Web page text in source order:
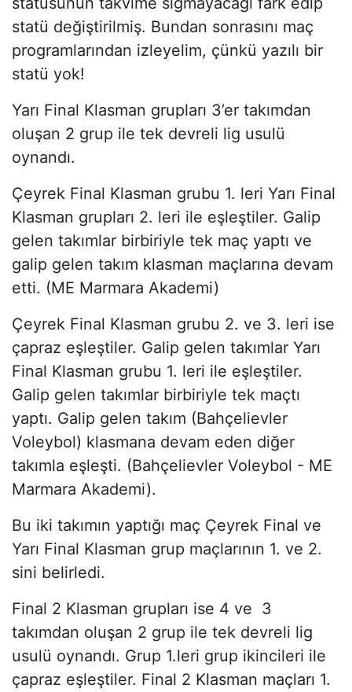
statü değiştirilmiş. Bundan sonrasını maç
programlarından izleyelim, çünkü yazılı bir
statü yok!
Yarı Final Klasman grupları 3’er takımdan
oluşan 2 grup ile tek devreli lig usulü
oynandı.
Çeyrek Final Klasman grubu 1. leri Yarı Final
Klasman grupları 2. leri ile eşleştiler. Galip
gelen takımlar birbiriyle tek maç yaptı ve
galip gelen takım klasman maçlarına devam
etti. (ME Marmara Akademi)
Çeyrek Final Klasman grubu 2. ve 3. leri ise
çapraz eşleştiler. Galip gelen takımlar Yarı
Final Klasman grubu 1. leri ile eşleştiler.
Galip gelen takımlar birbiriyle tek maçtı
yaptı. Galip gelen takım (Bahçelievler
Voleybol) klasmana devam eden diğer
takımla eşleşti. (Bahçelievler Voleybol - ME
Marmara Akademi).
Bu iki takımın yaptığı maç Çeyrek Final ve
Yarı Final Klasman grup maçlarının 1. ve 2.
sini belirledi.
Final 2 Klasman grupları ise 4 ve 3
takımdan oluşan 2 grup ile tek devreli lig
usulü oynandı. Grup 1.leri grup ikincileri ile
çapraz eşleştiler. Final 2 Klasman maçları 1.